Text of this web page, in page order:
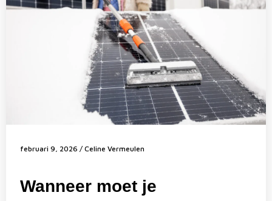
februari 9, 2026 / Celine Vermeulen
Wanneer moet je